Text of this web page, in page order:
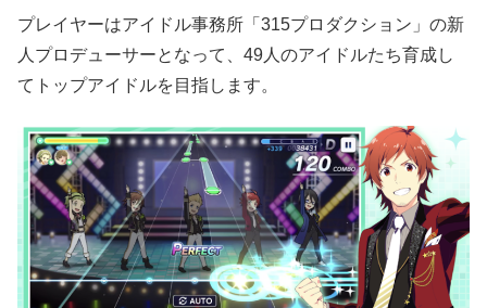
プレイヤーはアイドル事務所「315プロダクション」の新
人プロデューサーとなって、49人のアイドルたち育成し
てトップアイドルを目指します。